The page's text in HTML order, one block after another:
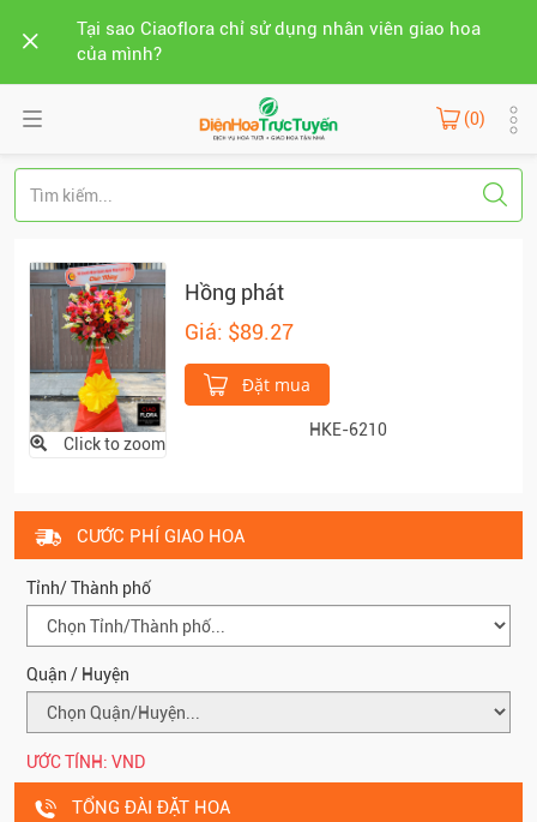
Tại sao Ciaoflora chỉ sử dụng nhân viên giao hoa
của mình?
(0)
Click to zoom
Hồng phát
Giá: $89.27
Đặt mua
HKE-6210
CƯỚC PHÍ GIAO HOA
Tỉnh/ Thành phố
Quận / Huyện
ƯỚC TÍNH: VND
TỔNG ĐÀI ĐẶT HOA